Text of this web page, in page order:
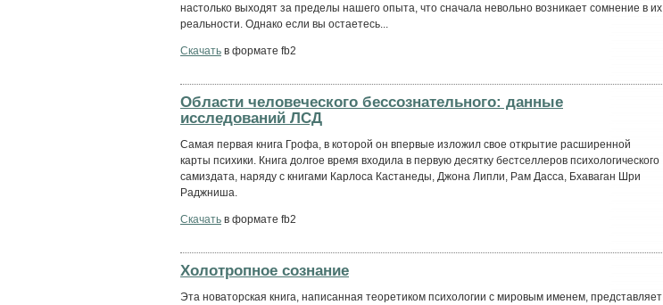
настолько выходят за пределы нашего опыта, что сначала невольно возникает сомнение в их
реальности. Однако если вы остаетесь...
Скачать в формате fb2
Области человеческого бессознательного: данные
исследований ЛСД
Самая первая книга Грофа, в которой он впервые изложил свое открытие расширенной
карты психики. Книга долгое время входила в первую десятку бестселлеров психологического
самиздата, наряду с книгами Карлоса Кастанеды, Джона Липли, Рам Дасса, Бхаваган Шри
Раджниша.
Скачать в формате fb2
Холотропное сознание
Эта новаторская книга, написанная теоретиком психологии с мировым именем, представляет